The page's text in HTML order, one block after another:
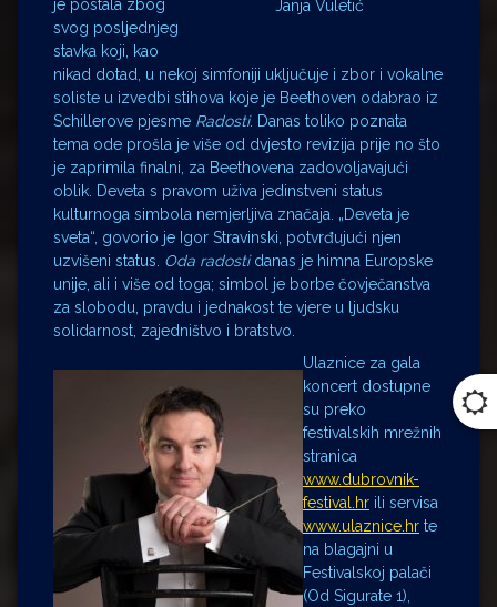
Janja Vuletić
je postala zbog
svog posljednjeg
stavka koji, kao
nikad dotad, u nekoj simfoniji uključuje i zbor i vokalne
soliste u izvedbi stihova koje je Beethoven odabrao iz
Schillerove pjesme Radosti. Danas toliko poznata
tema ode prošla je više od dvjesto revizija prije no što
je zaprimila finalni, za Beethovena zadovoljavajući
oblik. Deveta s pravom uživa jedinstveni status
kulturnoga simbola nemjerljiva značaja. „Deveta je
sveta“, govorio je Igor Stravinski, potvrđujući njen
uzvišeni status. Oda radostidanas je himna Europske
unije, ali i više od toga; simbol je borbe čovječanstva
za slobodu, pravdu i jednakost te vjere u ljudsku
solidarnost, zajedništvo i bratstvo.
Ulaznice za gala
koncert dostupne
su preko
festivalskih mrežnih
stranica
www.dubrovnik-
festival.hr ili servisa
www.ulaznice.hr te
na blagajni u
Festivalskoj palači
(Od Sigurate 1),